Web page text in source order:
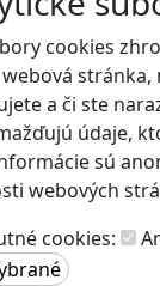
cookies
a či ste
údaje,
sú
webových
cookies: